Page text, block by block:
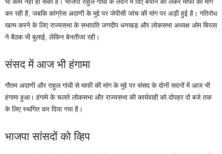
कर रही है, जबकि कांग्रेस अदाणी के मुद्दे पर जेपीसी जांच की मांग पर अड़ी हुई है। गतिरोध
खत्म करने के लिए राज्यसभा के सभापति जगदीप धनखड़ और लोकसभा अध्यक्ष ओम बिरला
ने बैठक भी बुलाई, लेकिन बेनतीजा रही।
संसद में आज भी हंगामा
गौतम अदाणी और राहुल गांधी से माफी की मांग के मुद्दे पर संसद के दोनों सदनों में आज भी
हंगामा हुआ। हंगामे के चलते लोकसभा और राज्यसभा की कार्यवाही को दोपहर दो बजे तक
के लिए स्थगित कर दिया गया है।
भाजपा सांसदों को व्हिप